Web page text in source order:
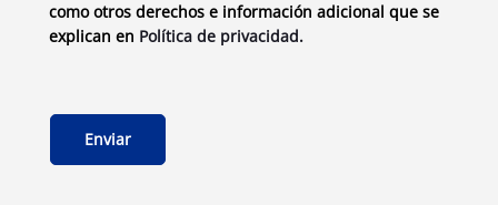
como otros derechos e información adicional que se
explican en Política de privacidad.